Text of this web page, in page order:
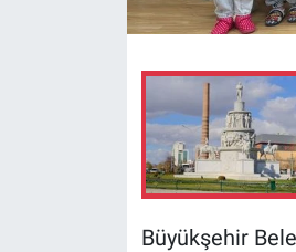
Büyükşehir